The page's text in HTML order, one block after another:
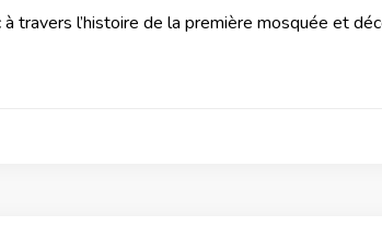
travers l’histoire de la première mosquée et